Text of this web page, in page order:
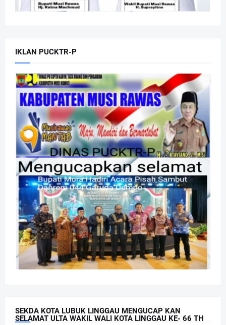
IKLAN PUCKTR-P
SEKDA KOTA LUBUK LINGGAU MENGUCAP KAN
SELAMAT ULTA WAKIL WALI KOTA LINGGAU KE- 66 TH